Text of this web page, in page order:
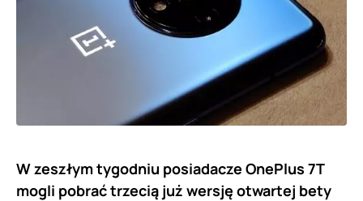
W zeszłym tygodniu posiadacze OnePlus 7T
mogli pobrać trzecią już wersję otwartej bety